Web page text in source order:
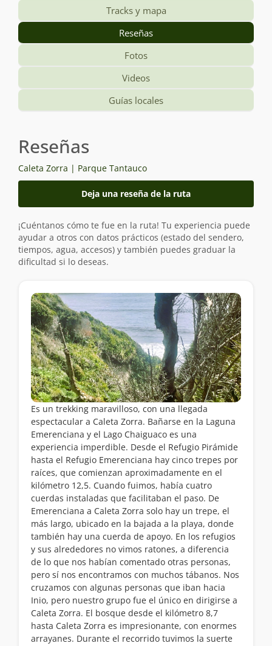
Tracks y mapa
Reseñas
Fotos
Videos
Guías locales
Reseñas
Caleta Zorra | Parque Tantauco
Deja una reseña de la ruta
¡Cuéntanos cómo te fue en la ruta! Tu experiencia puede
ayudar a otros con datos prácticos (estado del sendero,
tiempos, agua, accesos) y también puedes graduar la
dificultad si lo deseas.
Es un trekking maravilloso, con una llegada
espectacular a Caleta Zorra. Bañarse en la Laguna
Emerenciana y el Lago Chaiguaco es una
experiencia imperdible. Desde el Refugio Pirámide
hasta el Refugio Emerenciana hay cinco trepes por
raíces, que comienzan aproximadamente en el
kilómetro 12,5. Cuando fuimos, había cuatro
cuerdas instaladas que facilitaban el paso. De
Emerenciana a Caleta Zorra solo hay un trepe, el
más largo, ubicado en la bajada a la playa, donde
también hay una cuerda de apoyo. En los refugios
y sus alrededores no vimos ratones, a diferencia
de lo que nos habían comentado otras personas,
pero sí nos encontramos con muchos tábanos. Nos
cruzamos con algunas personas que iban hacia
Inio, pero nuestro grupo fue el único en dirigirse a
Caleta Zorra. El bosque desde el kilómetro 8,7
hasta Caleta Zorra es impresionante, con enormes
arrayanes. Durante el recorrido tuvimos la suerte